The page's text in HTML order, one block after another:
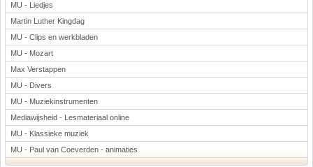
MU - Liedjes
Martin Luther Kingdag
MU - Clips en werkbladen
MU - Mozart
Max Verstappen
MU - Divers
MU - Muziekinstrumenten
Mediawijsheid - Lesmateriaal online
MU - Klassieke muziek
MU - Paul van Coeverden - animaties